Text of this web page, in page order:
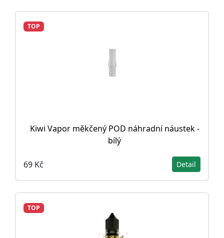
TOP
Kiwi Vapor měkčený POD náhradní náustek -
bílý
69 Kč Detail
TOP